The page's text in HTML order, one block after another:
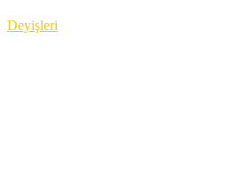
Deyişleri